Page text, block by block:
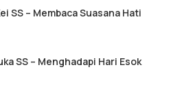
SS – Membaca Suasana Hati
SS – Menghadapi Hari Esok